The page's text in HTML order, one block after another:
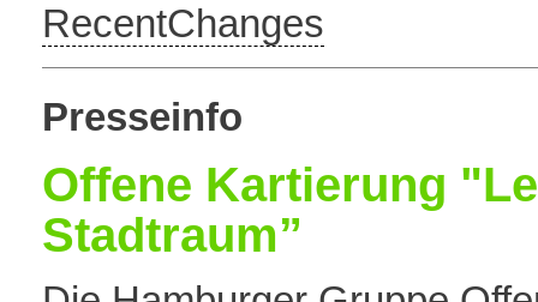
RecentChanges
Presseinfo
Offene Kartierung
Stadtraum”